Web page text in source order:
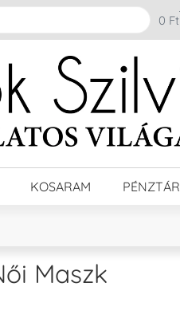
0 Ft
KOSARAM PÉNZTÁR
Maszk